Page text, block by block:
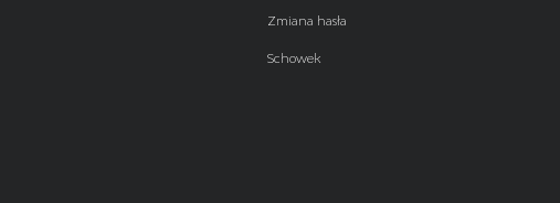
Zmiana hasła
Schowek